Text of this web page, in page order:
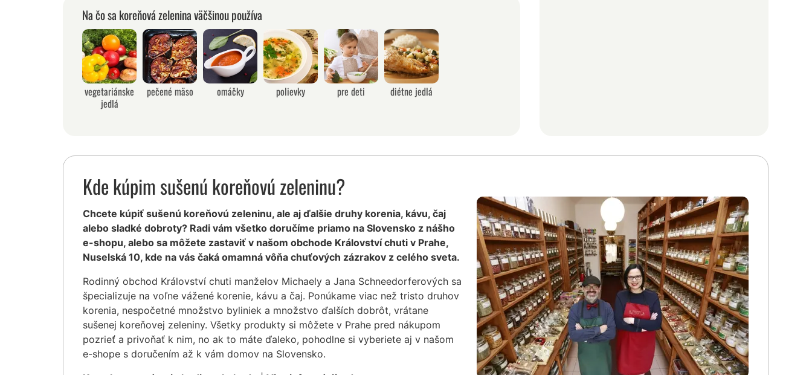
Na čo sa koreňová zelenina väčšinou používa
vegetariánske
jedlá
pečené mäso omáčky polievky pre deti diétne jedlá
Kde kúpim sušenú koreňovú zeleninu?
Chcete kúpiť sušenú koreňovú zeleninu, ale aj ďalšie druhy korenia, kávu, čaj
alebo sladké dobroty? Radi vám všetko doručíme priamo na Slovensko z nášho
e-shopu, alebo sa môžete zastaviť v našom obchode Království chuti v Prahe,
Nuselská 10, kde na vás čaká omamná vôňa chuťových zázrakov z celého sveta.
Rodinný obchod Království chuti manželov Michaely a Jana Schneedorferových sa
špecializuje na voľne vážené korenie, kávu a čaj. Ponúkame viac než tristo druhov
korenia, nespočetné množstvo byliniek a množstvo ďalších dobrôt, vrátane
sušenej koreňovej zeleniny. Všetky produkty si môžete v Prahe pred nákupom
pozrieť a privoňať k nim, no ak to máte ďaleko, pohodlne si vyberiete aj v našom
e-shope s doručením až k vám domov na Slovensko.